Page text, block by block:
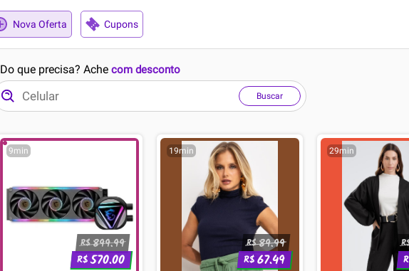
Nova Oferta Cupons
Do que precisa? Ache com desconto
Buscar
9min
R$899.99
R$570.00
19min
R$89.99
R$67.49
29min